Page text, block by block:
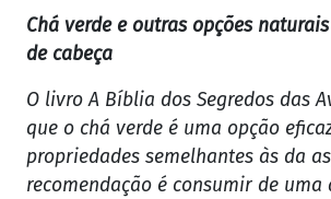
Chá verde e outras opções
de cabeça
O livro A Bíblia dos Segredos das
que o chá verde é uma opção
propriedades semelhantes às da
recomendação é consumir de uma